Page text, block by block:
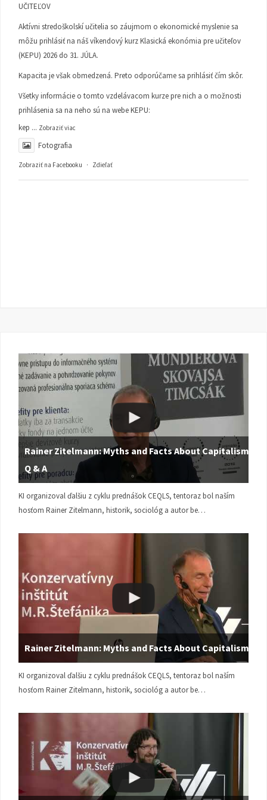
UČITEĽOV
Aktívni stredoškolskí učitelia so záujmom o ekonomické myslenie sa
môžu prihlásiť na náš víkendový kurz Klasická ekonómia pre učiteľov
(KEPU) 2026 do 31. JÚLA.
Kapacita je však obmedzená. Preto odporúčame sa prihlásiť čím skôr.
Všetky informácie o tomto vzdelávacom kurze pre nich a o možnosti
prihlásenia sa na neho sú na webe KEPU:
kep ... Zobraziť viac
Fotografia
Zobraziť na Facebooku · Zdieľať
Rainer Zitelmann: Myths and Facts About Capitalism |
Q & A
KI organizoval ďalšiu z cyklu prednášok CEQLS, tentoraz bol naším
hosťom Rainer Zitelmann, historik, sociológ a autor be…
Rainer Zitelmann: Myths and Facts About Capitalism
KI organizoval ďalšiu z cyklu prednášok CEQLS, tentoraz bol naším
hosťom Rainer Zitelmann, historik, sociológ a autor be…